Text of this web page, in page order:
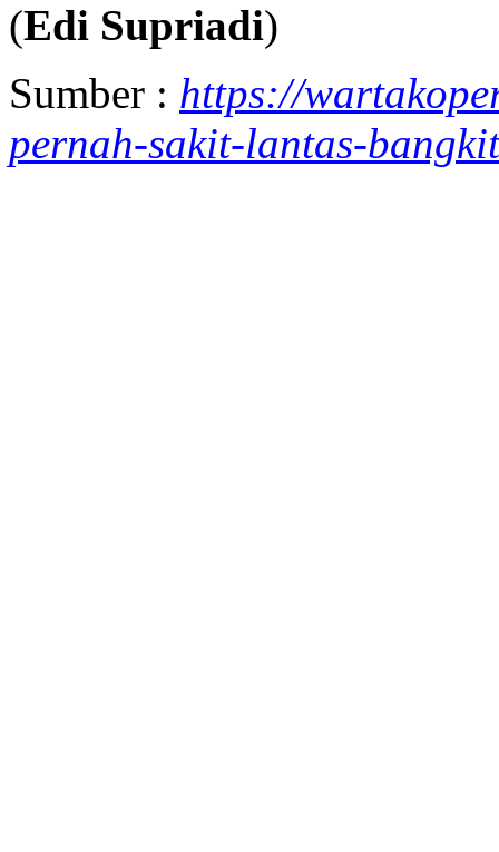
(Edi Supriadi)
Sumber : https://
pernah-sakit-lantas-